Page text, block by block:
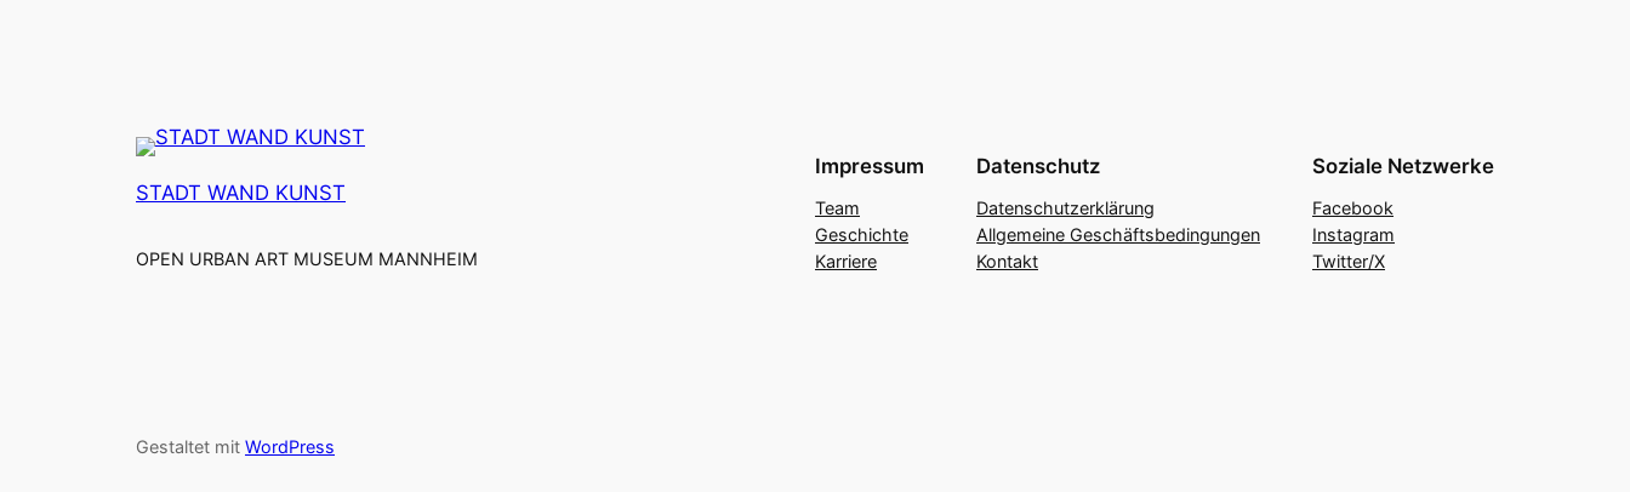
STADT WAND KUNST
OPEN URBAN ART MUSEUM MANNHEIM
Impressum
Team
Geschichte
Karriere
Datenschutz
Datenschutzerklärung
Allgemeine Geschäftsbedingungen
Kontakt
Soziale Netzwerke
Facebook
Instagram
Twitter/X
Gestaltet mit WordPress